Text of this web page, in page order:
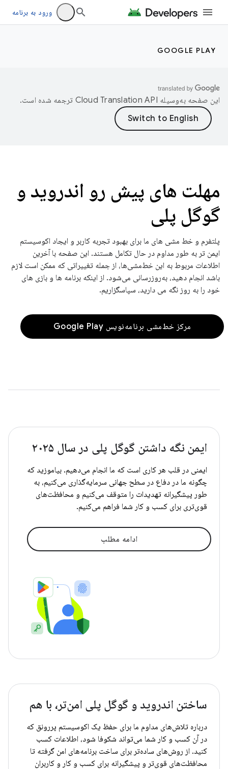
ورود به برنامه
GOOGLE PLAY
این صفحه به‌وسیله ترجمه شده است.
مهلت های پیش رو اندروید و
گوگل پلی
پلتفرم و خط مشی های ما برای بهبود تجربه کاربر و ایجاد اکوسیستم
ایمن تر به طور مداوم در حال تکامل هستند. این صفحه با آخرین
اطلاعات مربوط به این خط‌مشی‌ها، از جمله تغییراتی که ممکن است لازم
باشد انجام دهید، به‌روزرسانی می‌شود. از اینکه برنامه ها و بازی های
خود را به روز نگه می دارید، سپاسگزاریم.
مرکز خط‌مشی برنامه‌نویس Google Play
ایمن نگه داشتن گوگل پلی در سال ۲۰۲۵
ایمنی در قلب هر کاری است که ما انجام می‌دهیم. بیاموزید که
چگونه ما در دفاع در سطح جهانی سرمایه‌گذاری می‌کنیم، به
طور پیشگیرانه تهدیدات را متوقف می‌کنیم و محافظت‌های
قوی‌تری برای کسب و کار شما فراهم می‌کنیم.
ادامه مطلب
ساختن اندروید و گوگل پلی امن‌تر، با هم
درباره تلاش‌های مداوم ما برای حفظ یک اکوسیستم پررونق که
در آن کسب و کار شما می‌تواند شکوفا شود، اطلاعات کسب
کنید. از روش‌های ساده‌تر برای ساخت برنامه‌های امن گرفته تا
محافظت‌های قوی‌تر و پیشگیرانه برای کسب و کار و کاربران